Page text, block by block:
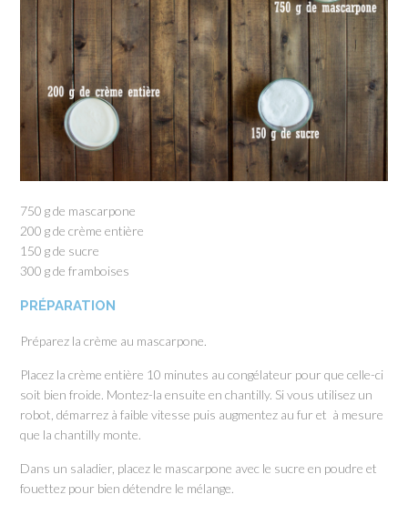
750 g de mascarpone
200 g de crème entière
150 g de sucre
300 g de framboises
PRÉPARATION
Préparez la crème au mascarpone.
Placez la crème entière 10 minutes au congélateur pour que celle-ci
soit bien froide. Montez-la ensuite en chantilly. Si vous utilisez un
robot, démarrez à faible vitesse puis augmentez au fur et à mesure
que la chantilly monte.
Dans un saladier, placez le mascarpone avec le sucre en poudre et
fouettez pour bien détendre le mélange.